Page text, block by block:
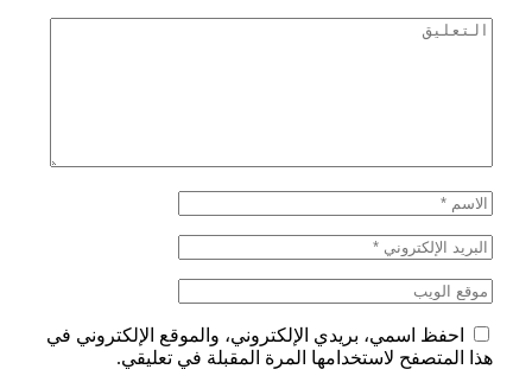
احفظ اسمي، بريدي الإلكتروني، والموقع الإلكتروني في
هذا المتصفح لاستخدامها المرة المقبلة في تعليقي.